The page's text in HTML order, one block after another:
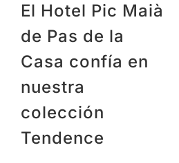
El Hotel Pic Maià
de Pas de la
Casa confía en
nuestra
colección
Tendence